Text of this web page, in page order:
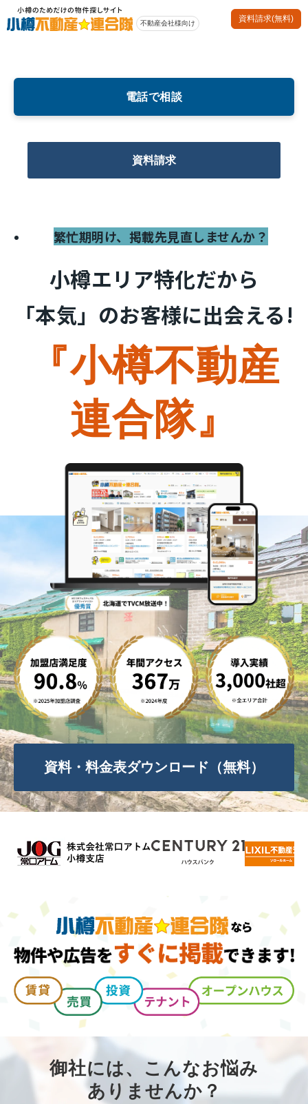
資料請求(無料)
電話で相談
資料請求
繁忙期明け、掲載先見直しませんか？
小樽エリア特化だから
「本気」のお客様に出会える!
『小樽不動産
連合隊』
資料・料金表ダウンロード（無料）
御社には、こんなお悩み
ありませんか？